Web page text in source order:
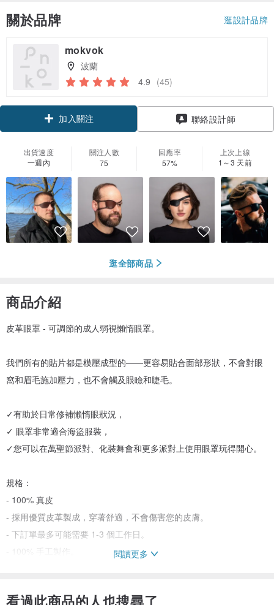
關於品牌 逛設計品牌
mokvok
波蘭
4.9 (45)
加入關注 聯絡設計師
出貨速度
一週內
關注人數
75
回應率
57%
上次上線
1～3 天前
逛全部商品
商品介紹
皮革眼罩 - 可調節的成人弱視懶惰眼罩。
我們所有的貼片都是模壓成型的——更容易貼合面部形狀，不會對眼
窩和眉毛施加壓力，也不會觸及眼瞼和睫毛。
✓有助於日常修補懶惰眼狀況，
✓ 眼罩非常適合海盜服裝，
✓您可以在萬聖節派對、化裝舞會和更多派對上使用眼罩玩得開心。
規格：
- 100% 真皮
- 採用優質皮革製成，穿著舒適，不會傷害您的皮膚。
- 下訂單最多可能需要 1-3 個工作日。
- 100% 手工製作。
閱讀更多
看過此商品的人也搜尋了